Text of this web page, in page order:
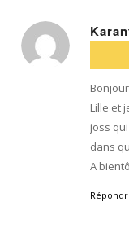
:
Lille et
joss
dans
A